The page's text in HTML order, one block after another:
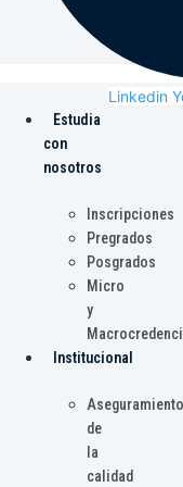
Linkedin
Estudia
con
nosotros
Inscripciones
Pregrados
Posgrados
Micro
y
Institucional
Aseguramiento
de
la
calidad